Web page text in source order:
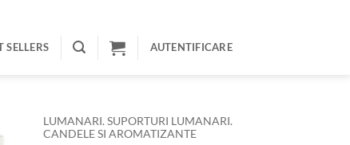
SELLERS AUTENTIFICARE
LUMANARI. SUPORTURI LUMANARI.
CANDELE SI AROMATIZANTE